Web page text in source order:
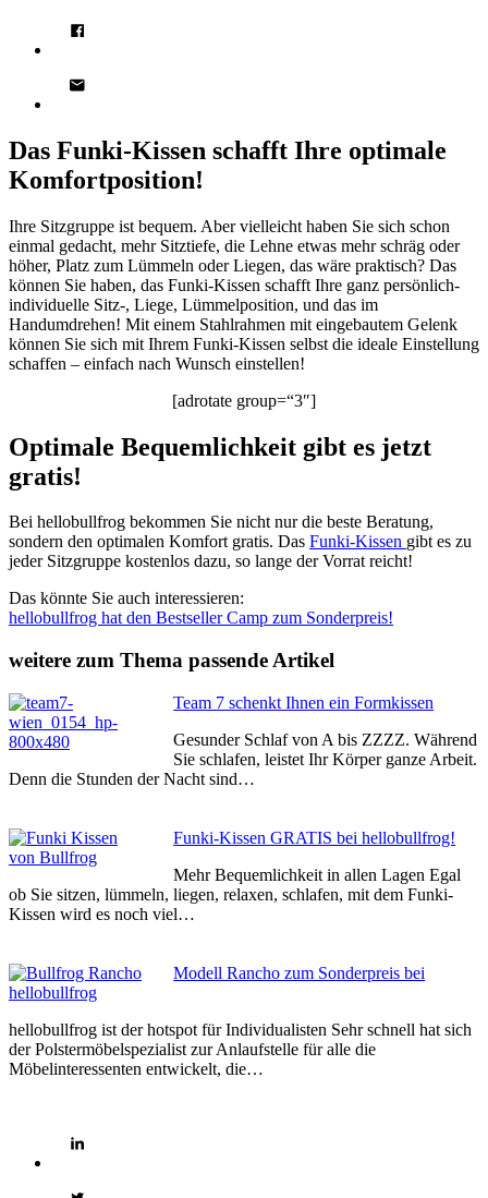
Das Funki-Kissen schafft Ihre optimale
Komfortposition!
Ihre Sitzgruppe ist bequem. Aber vielleicht haben Sie sich schon
einmal gedacht, mehr Sitztiefe, die Lehne etwas mehr schräg oder
höher, Platz zum Lümmeln oder Liegen, das wäre praktisch? Das
können Sie haben, das Funki-Kissen schafft Ihre ganz persönlich-
individuelle Sitz-, Liege, Lümmelposition, und das im
Handumdrehen! Mit einem Stahlrahmen mit eingebautem Gelenk
können Sie sich mit Ihrem Funki-Kissen selbst die ideale Einstellung
schaffen – einfach nach Wunsch einstellen!
[adrotate group=“3″]
Optimale Bequemlichkeit gibt es jetzt
gratis!
Bei hellobullfrog bekommen Sie nicht nur die beste Beratung,
sondern den optimalen Komfort gratis. Das Funki-Kissen gibt es zu
jeder Sitzgruppe kostenlos dazu, so lange der Vorrat reicht!
Das könnte Sie auch interessieren:
hellobullfrog hat den Bestseller Camp zum Sonderpreis!
weitere zum Thema passende Artikel
Team 7 schenkt Ihnen ein Formkissen
Gesunder Schlaf von A bis ZZZZ. Während
Sie schlafen, leistet Ihr Körper ganze Arbeit.
Denn die Stunden der Nacht sind…
Funki-Kissen GRATIS bei hellobullfrog!
Mehr Bequemlichkeit in allen Lagen Egal
ob Sie sitzen, lümmeln, liegen, relaxen, schlafen, mit dem Funki-
Kissen wird es noch viel…
Modell Rancho zum Sonderpreis bei
hellobullfrog
hellobullfrog ist der hotspot für Individualisten Sehr schnell hat sich
der Polstermöbelspezialist zur Anlaufstelle für alle die
Möbelinteressenten entwickelt, die…